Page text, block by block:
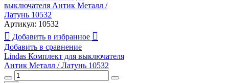
Артикул: 10532
Добавить в избранное
Добавить в сравнение
Lindas Комплект для выключателя
Антик Металл / Латунь 10532